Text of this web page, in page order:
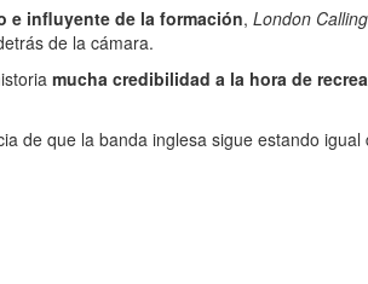
e influyente de la formación, London Calling
de la cámara.
mucha credibilidad a la hora de
de que la banda inglesa sigue estando igual